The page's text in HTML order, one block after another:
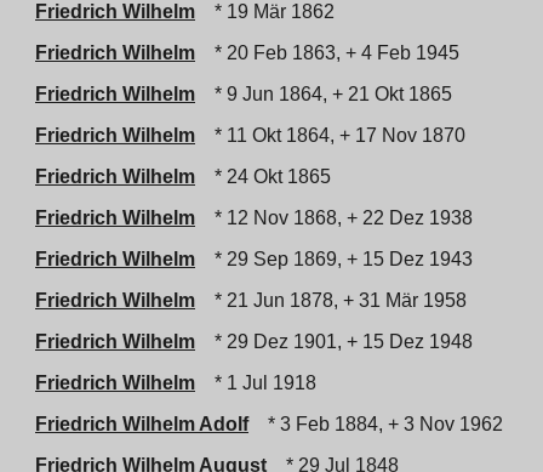
Friedrich Wilhelm
* 19 Mär 1862
Friedrich Wilhelm
* 20 Feb 1863, + 4 Feb 1945
Friedrich Wilhelm
* 9 Jun 1864, + 21 Okt 1865
Friedrich Wilhelm
* 11 Okt 1864, + 17 Nov 1870
Friedrich Wilhelm
* 24 Okt 1865
Friedrich Wilhelm
* 12 Nov 1868, + 22 Dez 1938
Friedrich Wilhelm
* 29 Sep 1869, + 15 Dez 1943
Friedrich Wilhelm
* 21 Jun 1878, + 31 Mär 1958
Friedrich Wilhelm
* 29 Dez 1901, + 15 Dez 1948
Friedrich Wilhelm
* 1 Jul 1918
Friedrich Wilhelm Adolf
* 3 Feb 1884, + 3 Nov 1962
Friedrich Wilhelm August
* 29 Jul 1848